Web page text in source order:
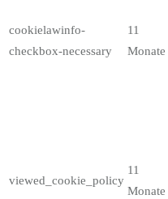
cookielawinfo-
checkbox-necessary
11
Monate
viewed_cookie_policy
11
Monate